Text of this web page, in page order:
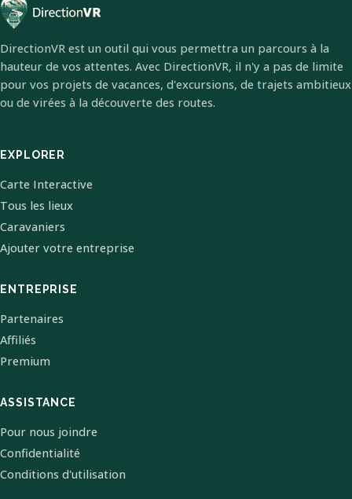
DirectionVR est un outil qui vous permettra un parcours à la
hauteur de vos attentes. Avec DirectionVR, il n'y a pas de limite
pour vos projets de vacances, d'excursions, de trajets ambitieux
ou de virées à la découverte des routes.
EXPLORER
Carte Interactive
Tous les lieux
Caravaniers
Ajouter votre entreprise
ENTREPRISE
Partenaires
Affiliés
Premium
ASSISTANCE
Pour nous joindre
Confidentialité
Conditions d'utilisation